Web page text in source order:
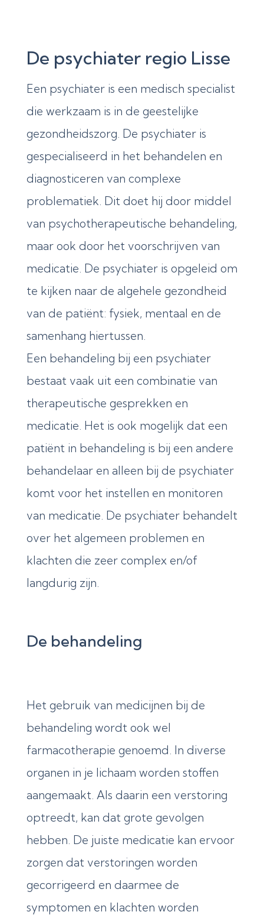
De psychiater regio Lisse
Een psychiater is een medisch specialist
die werkzaam is in de geestelijke
gezondheidszorg. De psychiater is
gespecialiseerd in het behandelen en
diagnosticeren van complexe
problematiek. Dit doet hij door middel
van psychotherapeutische behandeling,
maar ook door het voorschrijven van
medicatie. De psychiater is opgeleid om
te kijken naar de algehele gezondheid
van de patiënt: fysiek, mentaal en de
samenhang hiertussen.
Een behandeling bij een psychiater
bestaat vaak uit een combinatie van
therapeutische gesprekken en
medicatie. Het is ook mogelijk dat een
patiënt in behandeling is bij een andere
behandelaar en alleen bij de psychiater
komt voor het instellen en monitoren
van medicatie. De psychiater behandelt
over het algemeen problemen en
klachten die zeer complex en/of
langdurig zijn.
De behandeling
Het gebruik van medicijnen bij de
behandeling wordt ook wel
farmacotherapie genoemd. In diverse
organen in je lichaam worden stoffen
aangemaakt. Als daarin een verstoring
optreedt, kan dat grote gevolgen
hebben. De juiste medicatie kan ervoor
zorgen dat verstoringen worden
gecorrigeerd en daarmee de
symptomen en klachten worden